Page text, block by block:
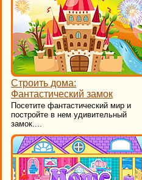
Строить дома:
Фантастический замок
Посетите фантастический мир и
постройте в нем удивительный
замок....